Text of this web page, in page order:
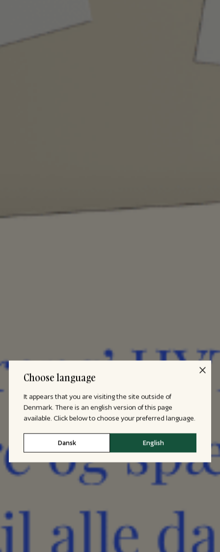
Choose language
It appears that you are visiting the site outside of
Denmark. There is an english version of this page
available. Click below to choose your preferred language.
Dansk English